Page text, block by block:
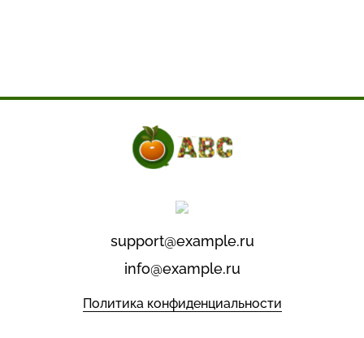
support@example.ru
info@example.ru
Политика конфиденциальности